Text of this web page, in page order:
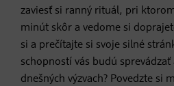
zaviesť si ranný rituál, pri
minút skôr a vedome si
si a prečítajte si svoje silné
schopností vás budú
dnešných výzvach? Povedzte si